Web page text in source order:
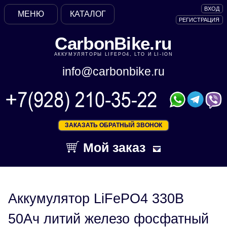
CarbonBike.ru
АККУМУЛЯТОРЫ LIFEPO4, LTO И LI-ION
info@carbonbike.ru
ЗАКАЗАТЬ ОБРАТНЫЙ ЗВОНОК
Мой заказ
ВХОД
РЕГИСТРАЦИЯ
КАТАЛОГ
МЕНЮ
Аккумулятор LiFePO4 330В
50Ач литий железо фосфатный